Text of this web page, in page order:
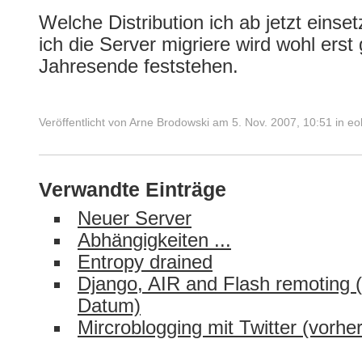
Welche Distribution ich ab jetzt
ich die Server migriere wird wohl erst
Jahresende feststehen.
Veröffentlicht von Arne Brodowski am 5. Nov. 2007, 10:51 in eol
Verwandte Einträge
Neuer Server
Abhängigkeiten ...
Entropy drained
Django, AIR and Flash remoting
Datum)
Mircroblogging mit Twitter